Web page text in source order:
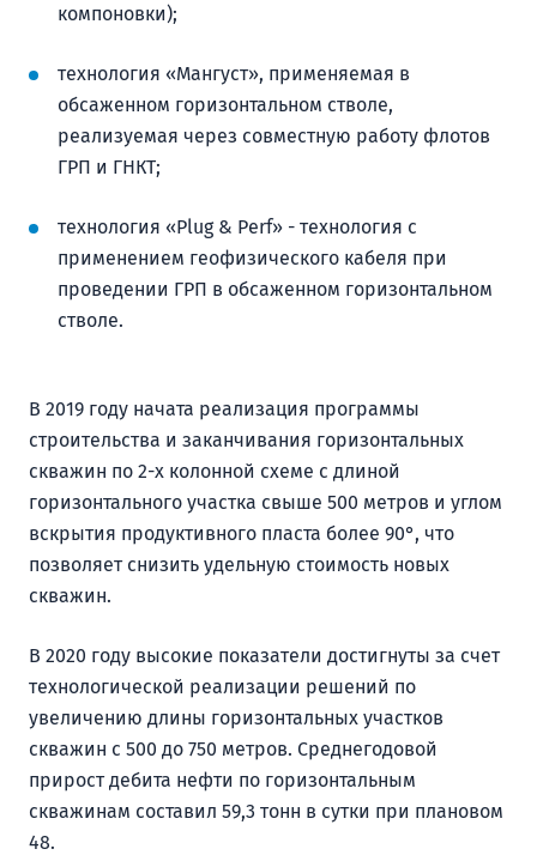
компоновки);
технология «Мангуст», применяемая в
обсаженном горизонтальном стволе,
реализуемая через совместную работу флотов
ГРП и ГНКТ;
технология «Plug & Perf» - технология с
применением геофизического кабеля при
проведении ГРП в обсаженном горизонтальном
стволе.
В 2019 году начата реализация программы
строительства и заканчивания горизонтальных
скважин по 2-х колонной схеме с длиной
горизонтального участка свыше 500 метров и углом
вскрытия продуктивного пласта более 90°, что
позволяет снизить удельную стоимость новых
скважин.
В 2020 году высокие показатели достигнуты за счет
технологической реализации решений по
увеличению длины горизонтальных участков
скважин с 500 до 750 метров. Среднегодовой
прирост дебита нефти по горизонтальным
скважинам составил 59,3 тонн в сутки при плановом
48.